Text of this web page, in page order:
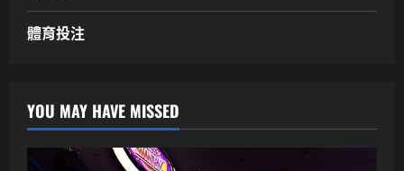
體育投注
YOU MAY HAVE MISSED